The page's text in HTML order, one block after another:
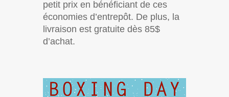
petit prix en bénéficiant de ces
économies d’entrepôt. De plus, la
livraison est gratuite dès 85$
d’achat.